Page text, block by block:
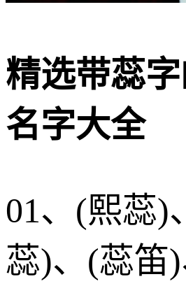
精选带蕊
名字大全
01、(熙蕊)
蕊)、(蕊笛